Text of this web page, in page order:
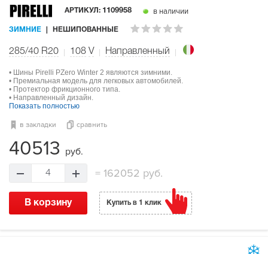
АРТИКУЛ: 1109958 в наличии
ЗИМНИЕ НЕШИПОВАННЫЕ
285/40 R20 108 V Направленный
• Шины Pirelli PZero Winter 2 являются зимними.
• Премиальная модель для легковых автомобилей.
• Протектор фрикционного типа.
• Направленный дизайн.
Показать полностью
в закладки сравнить
40513 руб.
4 = 162052 руб.
В корзину Купить в 1 клик